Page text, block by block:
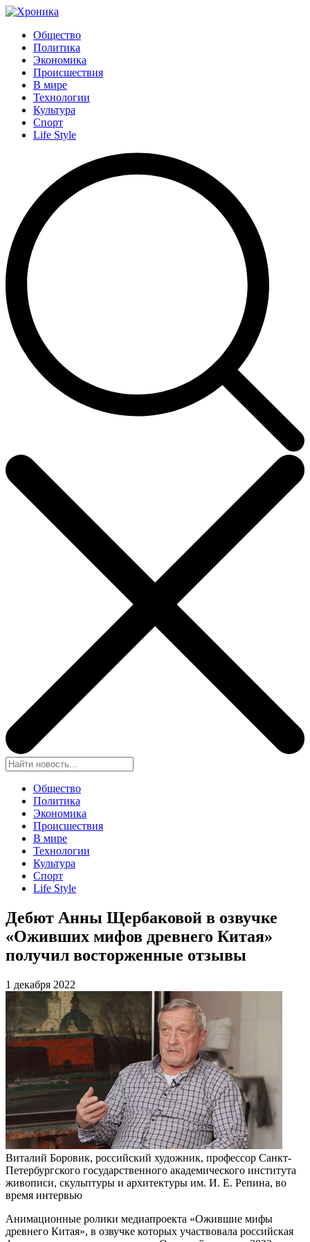
Общество
Политика
Экономика
Происшествия
В мире
Технологии
Культура
Спорт
Life Style
Общество
Политика
Экономика
Происшествия
В мире
Технологии
Культура
Спорт
Life Style
Дебют Анны Щербаковой в озвучке
«Оживших мифов древнего Китая»
получил восторженные отзывы
1 декабря 2022
Виталий Боровик, российский художник, профессор Санкт-
Петербургского государственного академического института
живописи, скульптуры и архитектуры им. И. Е. Репина, во
время интервью
Анимационные ролики медиапроекта «Ожившие мифы
древнего Китая», в озвучке которых участвовала российская